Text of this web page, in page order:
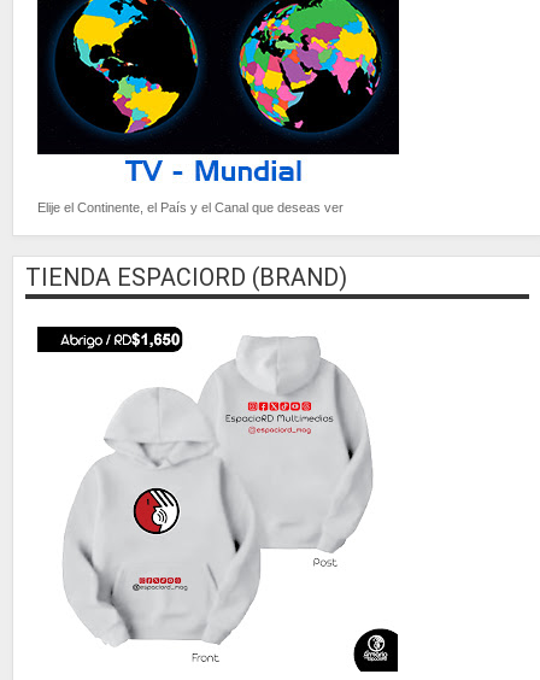
Elije el Continente, el País y el Canal que deseas ver
TIENDA ESPACIORD (BRAND)